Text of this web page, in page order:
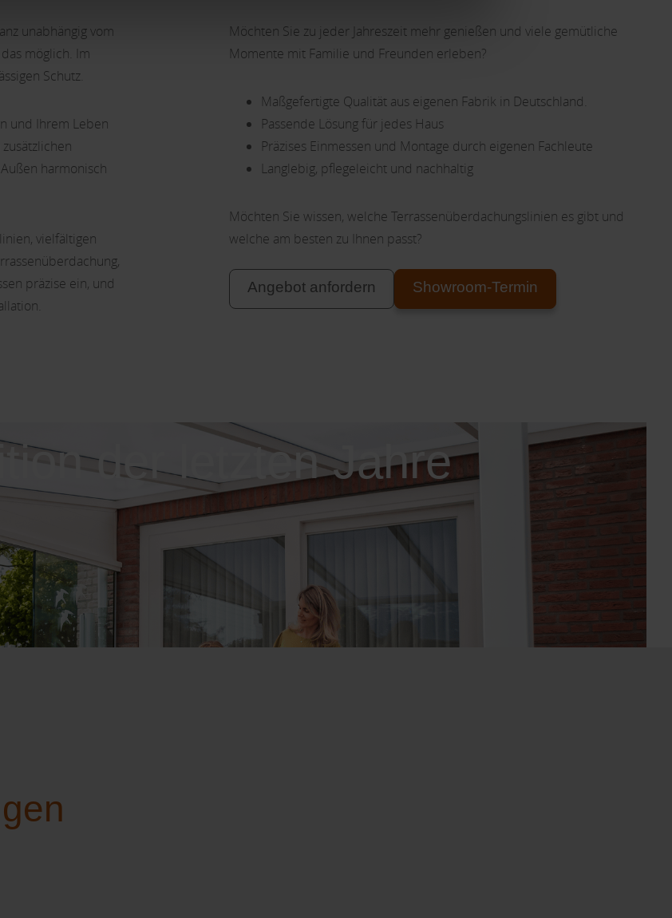
unabhängig vom
möglich. Im
Schutz.
und Ihrem Leben
harmonisch
vielfältigen
präzise ein, und
Möchten Sie zu jeder Jahreszeit mehr genießen und viele gemütliche
Momente mit Familie und Freunden erleben?
Maßgefertigte Qualität aus eigenen Fabrik in Deutschland.
Passende Lösung für jedes Haus
Präzises Einmessen und Montage durch eigenen Fachleute
Langlebig, pflegeleicht und nachhaltig
Möchten Sie wissen, welche Terrassenüberdachungslinien es gibt und
welche am besten zu Ihnen passt?
Angebot anfordern Showroom-Termin
der letzten Jahre